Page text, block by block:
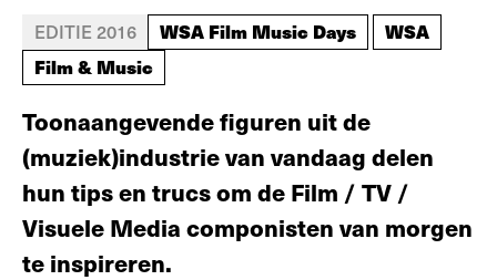
EDITIE 2016 WSA Film Music Days
WSA
Film & Music
Toonaangevende figuren uit de
(muziek)industrie van vandaag delen
hun tips en trucs om de Film / TV /
Visuele Media componisten van morgen
te inspireren.